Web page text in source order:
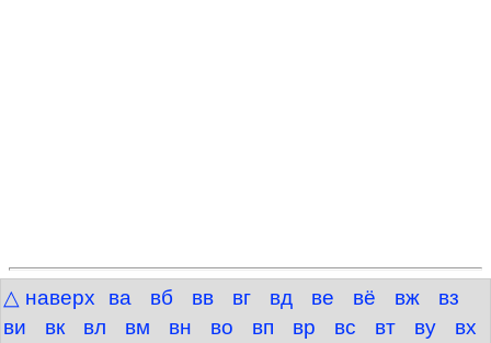
△ наверх ва вб вв вг вд ве вё вж
вз
ви
вк вл вм вн во вп вр вс вт ву вх
Twitter